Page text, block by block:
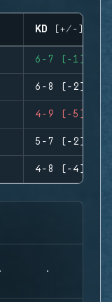
KD (+/-)
6-7 (-1)
6-8 (-2)
4-9 (-5)
5-7 (-2)
4-8 (-4)